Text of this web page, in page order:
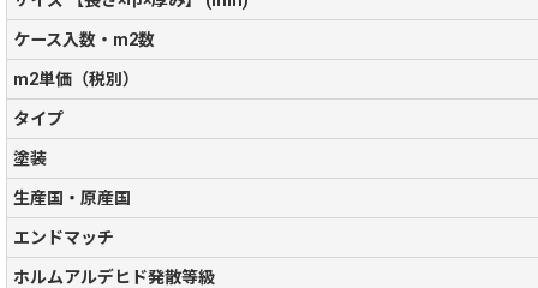
ケース入数・m2数
m2単価（税別）
タイプ
塗装
生産国・原産国
エンドマッチ
ホルムアルデヒド発散等級